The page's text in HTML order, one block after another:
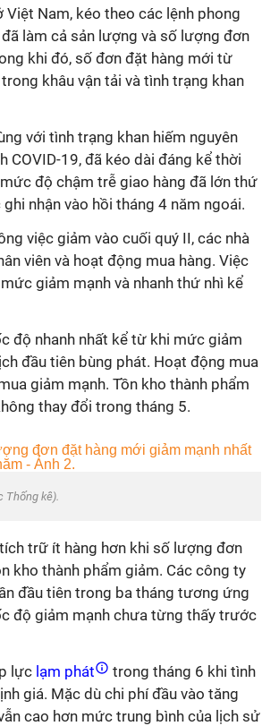
Việt Nam, kéo theo các lệnh phong
làm cả sản lượng và số lượng đơn
khi đó, số đơn đặt hàng mới từ
khâu vận tải và tình trạng khan
với tình trạng khan hiếm nguyên
COVID-19, đã kéo dài đáng kể thời
độ chậm trễ giao hàng đã lớn thứ
nhận vào hồi tháng 4 năm ngoái.
việc giảm vào cuối quý II, các nhà
viên và hoạt động mua hàng. Việc
giảm mạnh và nhanh thứ nhì kể
độ nhanh nhất kể từ khi mức giảm
đầu tiên bùng phát. Hoạt động mua
giảm mạnh. Tồn kho thành phẩm
thay đổi trong tháng 5.
Thống kê).
trữ ít hàng hơn khi số lượng đơn
kho thành phẩm giảm. Các công ty
đầu tiên trong ba tháng tương ứng
độ giảm mạnh chưa từng thấy trước
lực lạm phát
trong tháng 6 khi tình
giá. Mặc dù chi phí đầu vào tăng
cao hơn mức trung bình của lịch sử